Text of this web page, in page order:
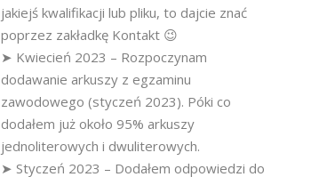
jakiejś kwalifikacji lub pliku, to dajcie znać
poprzez zakładkę Kontakt 😉
➤ Kwiecień 2023 – Rozpoczynam
dodawanie arkuszy z egzaminu
zawodowego (styczeń 2023). Póki co
dodałem już około 95% arkuszy
jednoliterowych i dwuliterowych.
➤ Styczeń 2023 – Dodałem odpowiedzi do